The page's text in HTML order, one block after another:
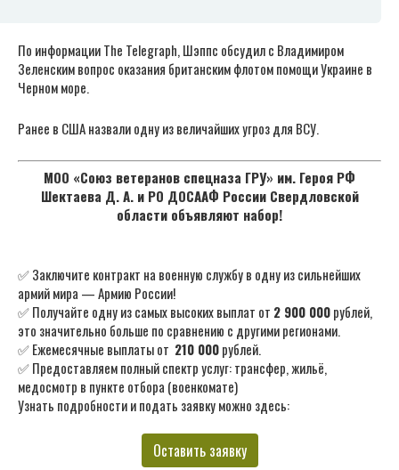
По информации The Telegraph, Шэппс обсудил с Владимиром
Зеленским вопрос оказания британским флотом помощи Украине в
Черном море.
Ранее в США назвали одну из величайших угроз для ВСУ.
МОО «Союз ветеранов спецназа ГРУ» им. Героя РФ
Шектаева Д. А. и РО ДОСААФ России Свердловской
области объявляют набор!
✅ Заключите контракт на военную службу в одну из сильнейших
армий мира — Армию России!
✅ Получайте одну из самых высоких выплат от 2 900 000рублей,
это значительно больше по сравнению с другими регионами.
✅ Ежемесячные выплаты от 210 000рублей.
✅ Предоставляем полный спектр услуг: трансфер, жильё,
медосмотр в пункте отбора (военкомате)
Узнать подробности и подать заявку можно здесь:
Оставить заявку